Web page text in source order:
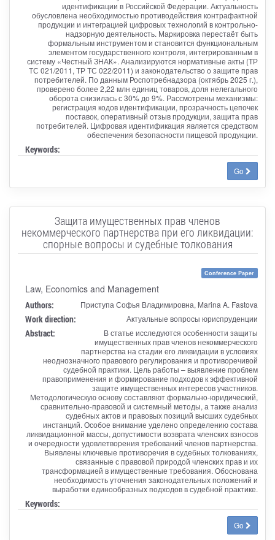
идентификации в Российской Федерации. Актуальность
обусловлена необходимостью противодействия контрафактной
продукции и интеграцией цифровых технологий в контрольно-
надзорную деятельность. Маркировка перестаёт быть
формальным инструментом и становится функциональным
элементом государственного контроля, интегрированным в
систему «Честный ЗНАК». Анализируются нормативные акты (ТР
ТС 021/2011, ТР ТС 022/2011) и законодательство о защите прав
потребителей. По данным Роспотребнадзора (октябрь 2025 г.),
проверено более 2,22 млн единиц товаров, доля нелегального
оборота снизилась с 30% до 9%. Рассмотрены механизмы:
регистрация кодов идентификации, прозрачность цепочек
поставок, оперативный отзыв продукции, защита прав
потребителей. Цифровая идентификация является средством
обеспечения безопасности пищевой продукции.
Keywords:
Go
Защита имущественных прав членов
некоммерческого партнерства при его ликвидации:
спорные вопросы и судебные толкования
Conference Paper
Law, Economics and Management
Authors: Приступа Софья Владимировна, Marina A. Fastova
Work direction: Актуальные вопросы юриспруденции
Abstract:
В статье исследуются особенности защиты
имущественных прав членов некоммерческого
партнерства на стадии его ликвидации в условиях
неоднозначного правового регулирования и противоречивой
судебной практики. Цель работы – выявление проблем
правоприменения и формирование подходов к эффективной
защите имущественных интересов участников.
Методологическую основу составляют формально-юридический,
сравнительно-правовой и системный методы, а также анализ
судебных актов и правовых позиций высших судебных
инстанций. Особое внимание уделено определению состава
ликвидационной массы, допустимости возврата членских взносов
и очередности удовлетворения требований членов партнерства.
Выявлены ключевые противоречия в судебных толкованиях,
связанные с правовой природой членских прав и их
трансформацией в имущественные требования. Обоснована
необходимость уточнения законодательных положений и
выработки единообразных подходов в судебной практике.
Keywords:
Go